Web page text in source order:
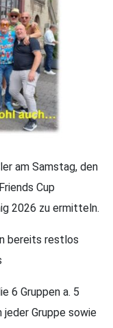
am Samstag, den
Cup
2026 zu ermitteln.
bereits restlos
6 Gruppen a. 5
Gruppe sowie